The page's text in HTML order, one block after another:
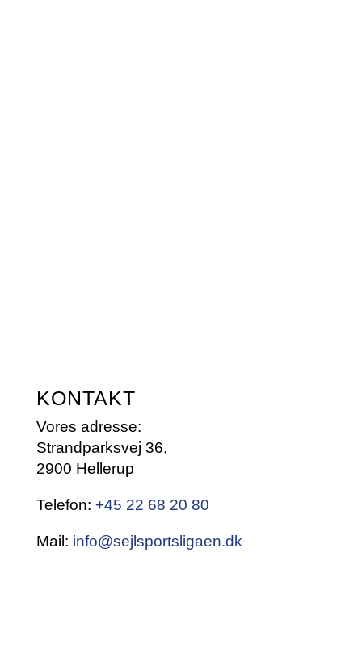
KONTAKT
Vores adresse:
Strandparksvej 36,
2900 Hellerup
Telefon: +45 22 68 20 80
Mail: info@sejlsportsligaen.dk